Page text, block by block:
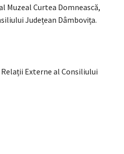
Muzeal Curtea Domnească,
Județean Dâmbovița.
Externe al Consiliului